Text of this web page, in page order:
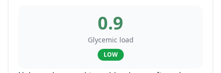
0.9
Glycemic load
LOW